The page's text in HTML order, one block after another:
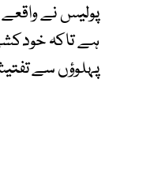
پولیس نے
ہے تاکہ
پہلوؤں سے